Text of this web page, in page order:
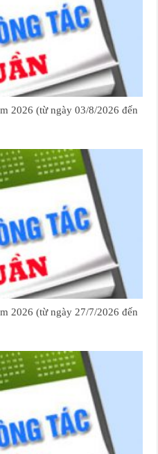
2026 (từ ngày 03/8/2026 đến
2026 (từ ngày 27/7/2026 đến